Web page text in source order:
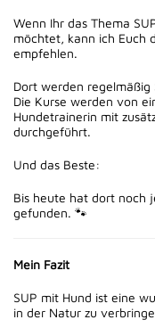
Wenn Ihr das Thema
möchtet, kann ich Euch
empfehlen.
Dort werden
Die Kurse werden von
Hundetrainerin mit
durchgeführt.
Und das Beste:
Bis heute hat dort noch
gefunden. 🐾
Mein Fazit
SUP mit Hund ist eine
in der Natur zu